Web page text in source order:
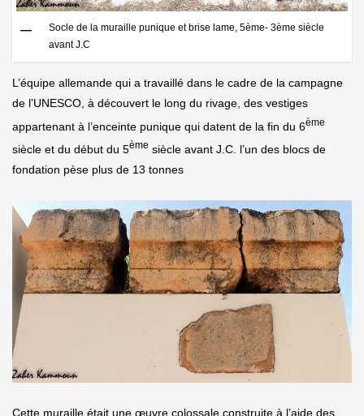
Socle de la muraille punique et brise lame, 5ème- 3ème siècle
avant J.C
L’équipe allemande qui a travaillé dans le cadre de la campagne
de l’UNESCO, à découvert le long du rivage, des vestiges
appartenant à l’enceinte punique qui datent de la fin du 6ème
siècle et du début du 5ème siècle avant J.C. l’un des blocs de
fondation pèse plus de 13 tonnes
Cette muraille était une œuvre colossale construite à l’aide des